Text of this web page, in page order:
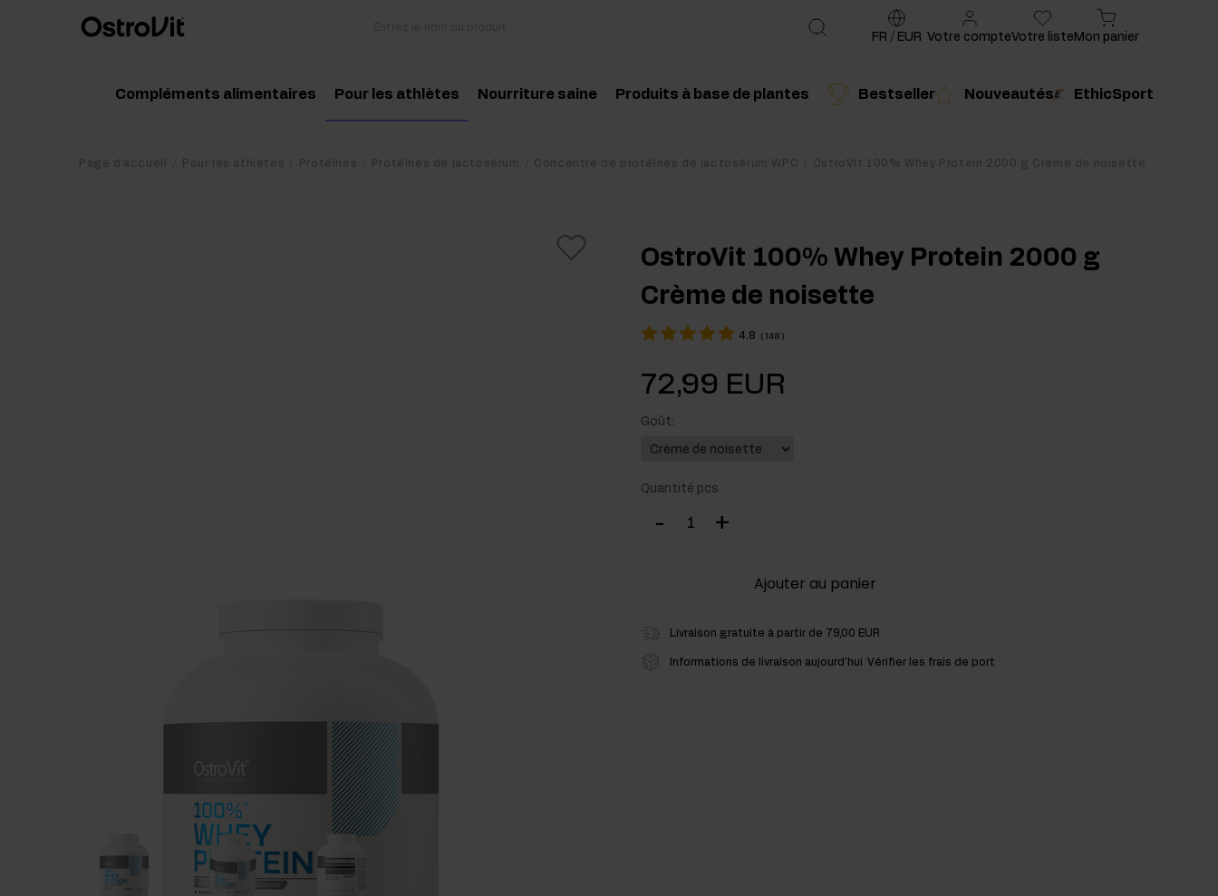
Compléments alimentaires
Produit conseillé
Pour les athlètes
Produit conseillé
Nourriture saine
Beurre de cacahuètes
Produit conseillé
Produits à base de plantes Bestseller Nouveautés EthicSport
FR / EUR Votre compteVotre liste Mon panier
Page d'accueil Pour les athlètes Protéines Protéines de lactosérum Concentré de protéines de lactosérum WPC OstroVit 100% Whey Protein 2000 g Crème de noisette
OstroVit 100% Whey Protein 2000 g
Crème de noisette
4.8 (148 )
72,99 EUR
Goût:
Quantité pcs.
- +
Ajouter au panier
Livraison gratuite à partir de 79,00 EUR
Informations de livraison aujourd'hui Vérifier les frais de port